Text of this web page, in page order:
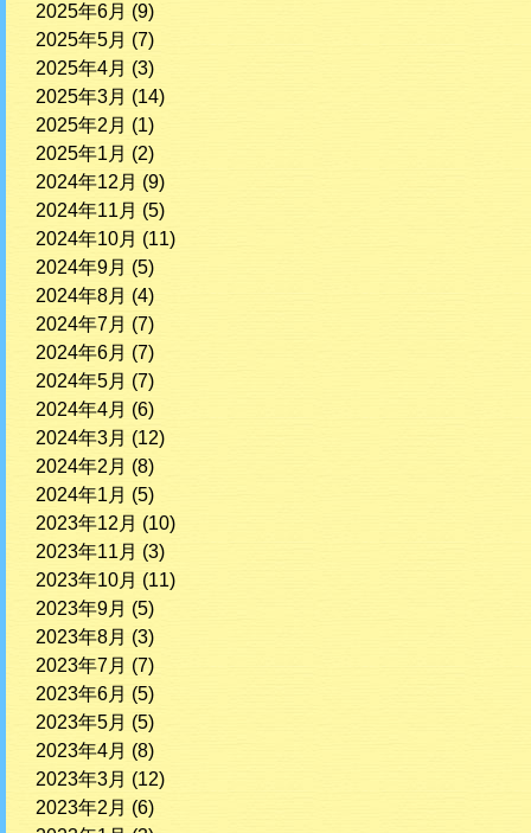
2025年6月 (9)
2025年5月 (7)
2025年4月 (3)
2025年3月 (14)
2025年2月 (1)
2025年1月 (2)
2024年12月 (9)
2024年11月 (5)
2024年10月 (11)
2024年9月 (5)
2024年8月 (4)
2024年7月 (7)
2024年6月 (7)
2024年5月 (7)
2024年4月 (6)
2024年3月 (12)
2024年2月 (8)
2024年1月 (5)
2023年12月 (10)
2023年11月 (3)
2023年10月 (11)
2023年9月 (5)
2023年8月 (3)
2023年7月 (7)
2023年6月 (5)
2023年5月 (5)
2023年4月 (8)
2023年3月 (12)
2023年2月 (6)